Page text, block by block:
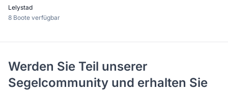
Lelystad
8 Boote verfügbar
Werden Sie Teil unserer
Segelcommunity und erhalten Sie